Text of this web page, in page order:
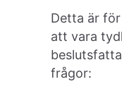
Detta är
att vara
frågor: